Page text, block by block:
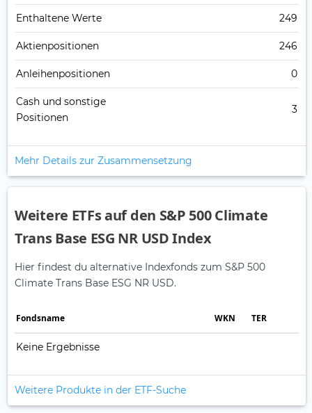
Enthaltene Werte 249
Aktienpositionen 246
Anleihenpositionen 0
Cash und sonstige
Positionen
3
Mehr Details zur Zusammensetzung
Weitere ETFs auf den S&P 500 Climate
Trans Base ESG NR USD Index
Hier findest du alternative Indexfonds zum S&P 500
Climate Trans Base ESG NR USD.
Fonds­name WKN TER
Keine Ergebnisse
Weitere Produkte in der ETF-Suche